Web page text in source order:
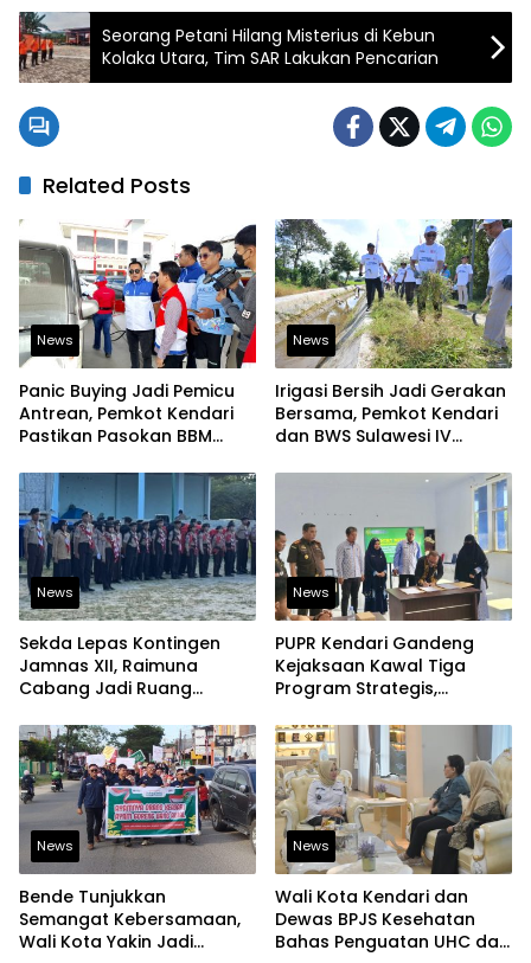
Seorang Petani Hilang Misterius di Kebun
Kolaka Utara, Tim SAR Lakukan Pencarian
Related Posts
News
Panic Buying Jadi Pemicu
Antrean, Pemkot Kendari
Pastikan Pasokan BBM
News
Irigasi Bersih Jadi Gerakan
Bersama, Pemkot Kendari
dan BWS Sulawesi IV
Pangan
News
Sekda Lepas Kontingen
Jamnas XII, Raimuna
Cabang Jadi Ruang
dan Berjiwa Pemimpin
News
PUPR Kendari Gandeng
Kejaksaan Kawal Tiga
Program Strategis,
Bangun Infrastruktur
Berintegritas
News
Bende Tunjukkan
Semangat Kebersamaan,
Wali Kota Yakin Jadi
News
Wali Kota Kendari dan
Dewas BPJS Kesehatan
Bahas Penguatan UHC dan